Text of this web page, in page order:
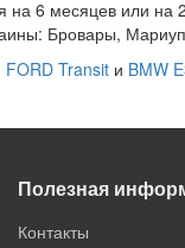
на 6 месяцев или
Бровары,
FORD Transit и BMW
Полезная
Контакты